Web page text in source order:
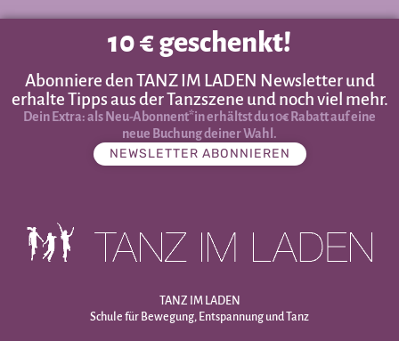
10 € geschenkt!
Abonniere den TANZ IM LADEN Newsletter und
erhalte Tipps aus der Tanzszene und noch viel mehr.
Dein Extra: als Neu-Abonnent*in erhältst du 10€ Rabatt auf eine
neue Buchung deiner Wahl.
NEWSLETTER ABONNIEREN
TANZ IM LADEN
Schule für Bewegung, Entspannung und Tanz